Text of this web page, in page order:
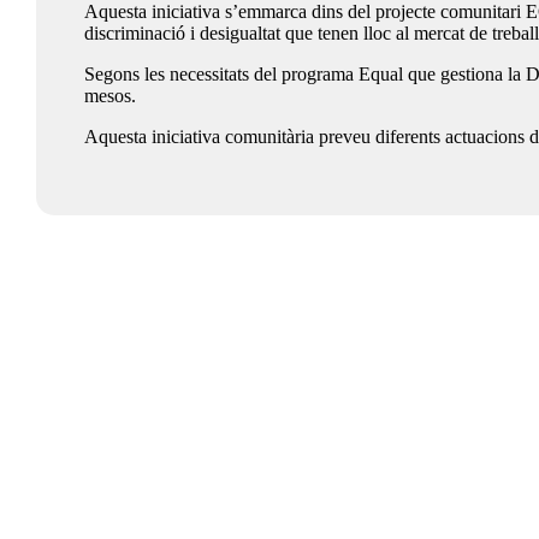
Aquesta iniciativa s’emmarca dins del projecte
discriminació i desigualtat que tenen lloc al mercat de
Segons les necessitats del programa Equal que gestiona
mesos.
Aquesta iniciativa comunitària preveu diferents actuacions